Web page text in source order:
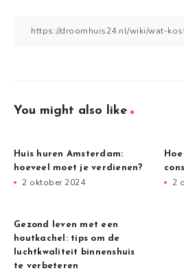
You might also like
Huis huren Amsterdam:
hoeveel moet je verdienen?
2 oktober 2024 2
Gezond leven met een
houtkachel: tips om de
luchtkwaliteit binnenshuis
te verbeteren